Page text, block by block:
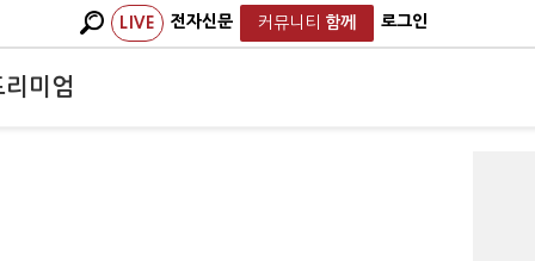
LIVE 전자신문 커뮤니티 함께 로그인
리미엄